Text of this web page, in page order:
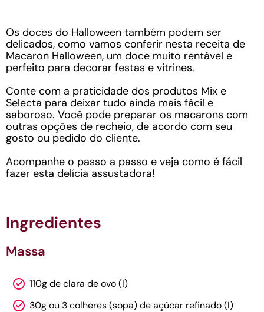
Os doces do Halloween também podem ser
delicados, como vamos conferir nesta receita de
Macaron Halloween, um doce muito rentável e
perfeito para decorar festas e vitrines.
Conte com a praticidade dos produtos Mix e
Selecta para deixar tudo ainda mais fácil e
saboroso. Você pode preparar os macarons com
outras opções de recheio, de acordo com seu
gosto ou pedido do cliente.
Acompanhe o passo a passo e veja como é fácil
fazer esta delícia assustadora!
Ingredientes
Massa
110g de clara de ovo (I)
30g ou 3 colheres (sopa) de açúcar refinado (I)